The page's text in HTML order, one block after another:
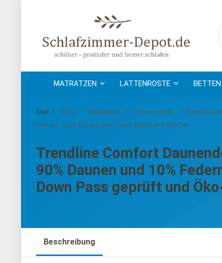
MATRATZEN LATTENROSTE BETTEN
Start Shop Bettdecken Sommerdecke
Trendline
Klasse I, 155 x 220 cm, Down Pass geprüft und Öko-Tex…
Trendline Comfort
90% Daunen und 10%
Down Pass geprüft und
Beschreibung